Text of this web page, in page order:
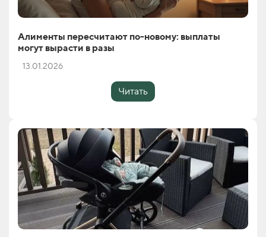
Алименты пересчитают по-новому: выплаты
могут вырасти в разы
13.01.2026
Читать